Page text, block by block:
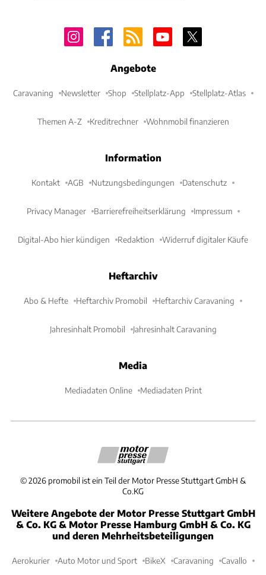
Angebote
Caravaning Newsletter Shop Stellplatz-App Stellplatz-Atlas
Themen A-Z Kreditrechner Wohnmobil finanzieren
Information
Kontakt AGB Nutzungsbedingungen Datenschutz
Privacy Manager Barrierefreiheitserklärung Impressum
Digital-Abo hier kündigen Redaktion Widerruf digitaler Käufe
Heftarchiv
Abo & Hefte Heftarchiv Promobil Heftarchiv Caravaning
Jahresinhalt Promobil Jahresinhalt Caravaning
Media
Mediadaten Online Mediadaten Print
©2026 promobil ist ein Teil der Motor Presse Stuttgart GmbH &
Co.KG
Weitere Angebote der Motor Presse Stuttgart GmbH
& Co. KG & Motor Presse Hamburg GmbH & Co. KG
und deren Mehrheitsbeteiligungen
Aerokurier Auto Motor und Sport BikeX Caravaning Cavallo